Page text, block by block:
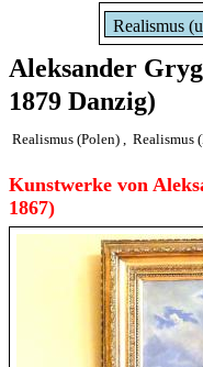
Realismus
Aleksander
1879 Danzig)
Realismus (Polen) , Realismus
Kunstwerke von
1867)